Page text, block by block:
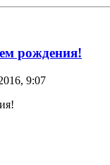
рождения!
9:07